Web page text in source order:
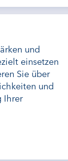
und
einsetzen
Sie über
und
Ihrer